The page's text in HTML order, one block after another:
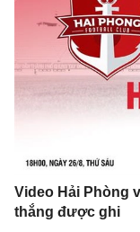
Video Hải Phòng
thắng được ghi